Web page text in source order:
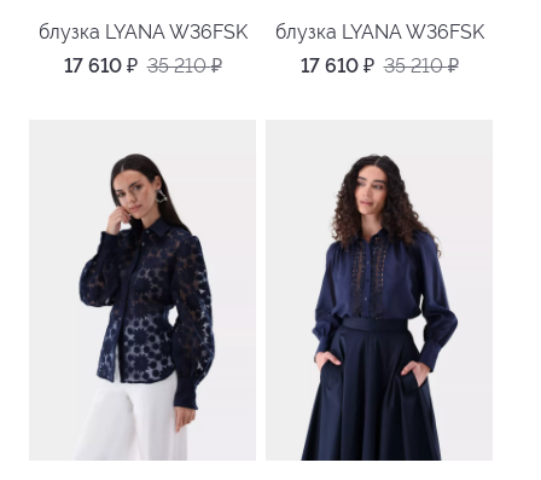
блузка LYANA W36FSK
17 610 ₽ 35 210₽
блузка LYANA W36FSK
17 610 ₽ 35 210₽